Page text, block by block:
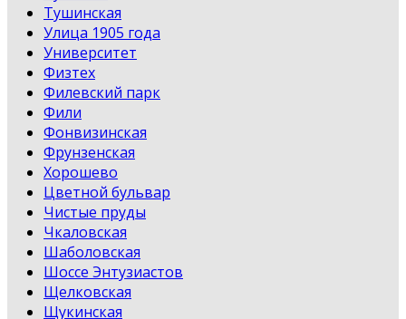
Тушинская
Улица 1905 года
Университет
Физтех
Филевский парк
Фили
Фонвизинская
Фрунзенская
Хорошево
Цветной бульвар
Чистые пруды
Чкаловская
Шаболовская
Шоссе Энтузиастов
Щелковская
Щукинская